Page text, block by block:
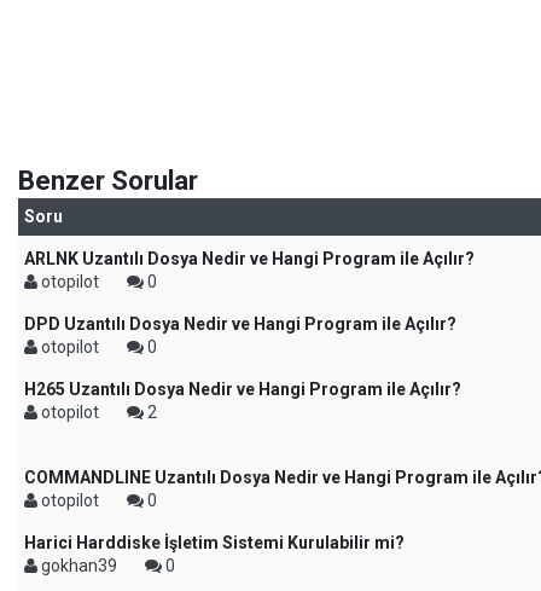
Benzer Sorular
Soru
ARLNK Uzantılı Dosya Nedir ve Hangi Program ile Açılır?
otopilot
0
DPD Uzantılı Dosya Nedir ve Hangi Program ile Açılır?
otopilot
0
H265 Uzantılı Dosya Nedir ve Hangi Program ile Açılır?
otopilot
2
COMMANDLINE Uzantılı Dosya Nedir ve Hangi Program ile
otopilot
0
Harici Harddiske İşletim Sistemi Kurulabilir mi?
gokhan39
0